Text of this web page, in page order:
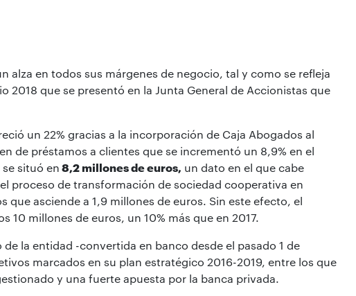
alza en todos sus márgenes de negocio, tal y como se refleja
2018 que se presentó en la Junta General de Accionistas que
un 22% gracias a la incorporación de Caja Abogados al
de préstamos a clientes que se incrementó un 8,9% en el
situó en 8,2 millones de euros, un dato en el que cabe
proceso de transformación de sociedad cooperativa en
asciende a 1,9 millones de euros. Sin este efecto, el
10 millones de euros, un 10% más que en 2017.
la entidad -convertida en banco desde el pasado 1 de
marcados en su plan estratégico 2016-2019, entre los que
y una fuerte apuesta por la banca privada.